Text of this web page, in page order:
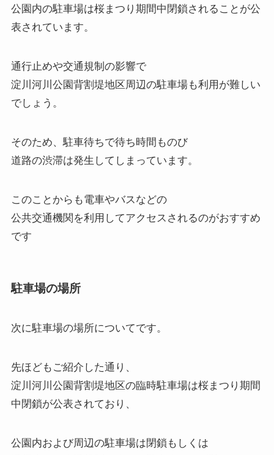
公園内の駐車場は桜まつり期間中閉鎖されることが公
表されています。
通行止めや交通規制の影響で
淀川河川公園背割堤地区周辺の駐車場も利用が難しい
でしょう。
そのため、駐車待ちで待ち時間ものび
道路の渋滞は発生してしまっています。
このことからも電車やバスなどの
公共交通機関を利用してアクセスされるのがおすすめ
です
駐車場の場所
次に駐車場の場所についてです。
先ほどもご紹介した通り、
淀川河川公園背割堤地区の臨時駐車場は桜まつり期間
中閉鎖が公表されており、
公園内および周辺の駐車場は閉鎖もしくは